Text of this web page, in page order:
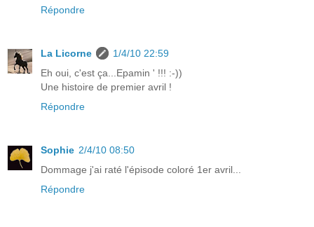
Répondre
La Licorne
1/4/10 22:59
Eh oui, c'est ça...Epamin ' !!! :-))
Une histoire de premier avril !
Répondre
Sophie 2/4/10 08:50
Dommage j'ai raté l'épisode coloré 1er avril...
Répondre